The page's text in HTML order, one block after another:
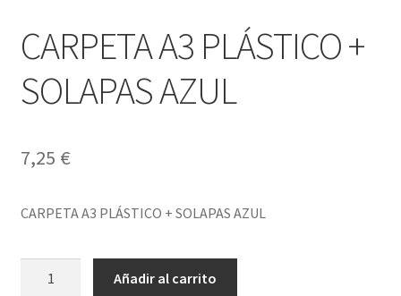
CARPETA A3 PLÁSTICO +
SOLAPAS AZUL
7,25 €
CARPETA A3 PLÁSTICO + SOLAPAS AZUL
Añadir al carrito